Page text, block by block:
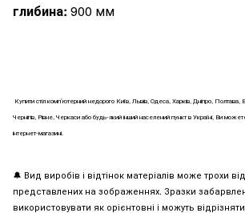
глибина: 900 мм
Купитистіл комп’ютернийнедорого Київ, Львів, Одеса, Харків, Дніпро, Полтава,
Чернігів, Рівне, Черкаси або будь-який інший населений пункт в Україні, Ви
інтернет-магазині.
🔔 Вид виробів і відтінок матеріалів може трохи
представлених на зображеннях. Зразки
використовувати як орієнтовні і можуть